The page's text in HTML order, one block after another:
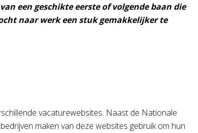
een geschikte eerste of volgende baan die
naar werk een stuk gemakkelijker te
vacaturewebsites. Naast de Nationale
maken van deze websites gebruik om hun